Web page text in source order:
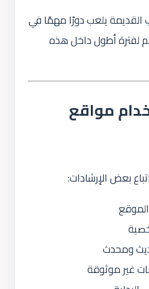
القديمة يلعب دورًا مهمًا في
لفترة أطول داخل هذه
مواقع
بعض الإرشادات:
ومحدث
غير موثوقة